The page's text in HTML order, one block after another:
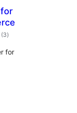
(3total
ratings
)
for